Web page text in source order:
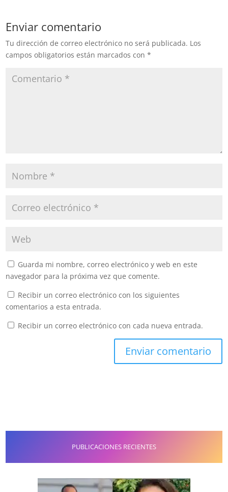
Enviar comentario
Tu dirección de correo electrónico no será publicada. Los
campos obligatorios están marcados con*
Guarda mi nombre, correo electrónico y web en este
navegador para la próxima vez que comente.
Recibir un correo electrónico con los siguientes
comentarios a esta entrada.
Recibir un correo electrónico con cada nueva entrada.
PUBLICACIONES RECIENTES